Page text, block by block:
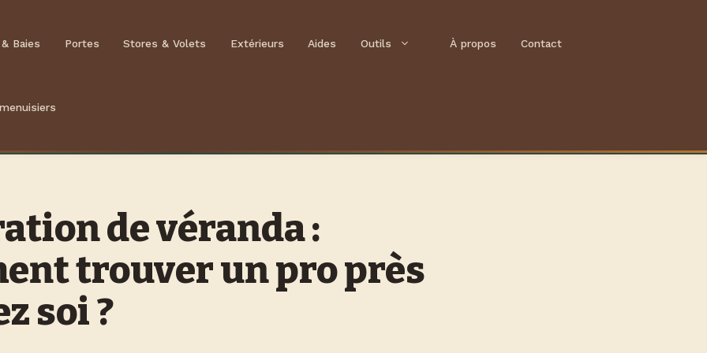
Baies Portes Stores & Volets Extérieurs Aides Outils À propos Contact
de véranda :
trouver un pro près
soi ?